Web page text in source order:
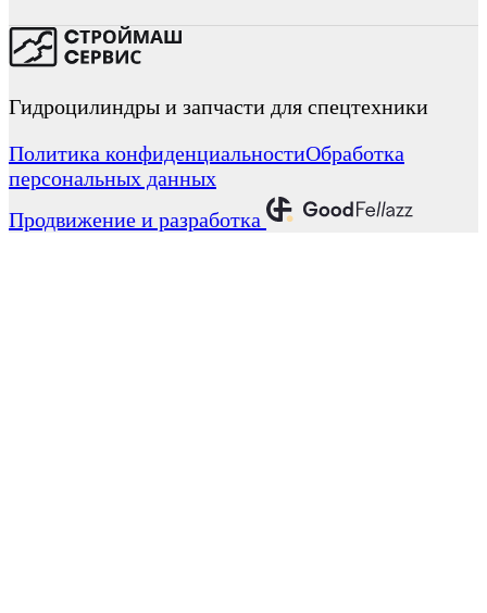
Гидроцилиндры и запчасти для спецтехники
Политика конфиденциальностиОбработка
персональных данных
Продвижение и разработка